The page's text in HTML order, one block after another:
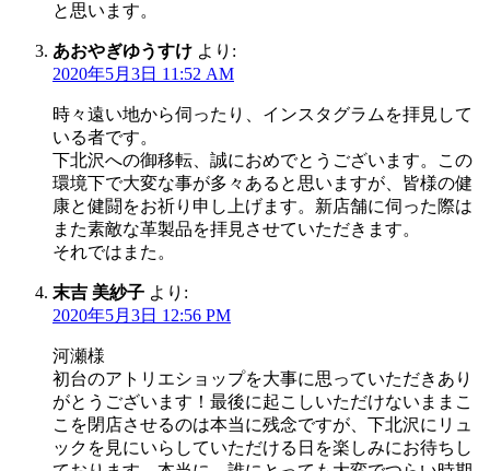
と思います。
あおやぎゆうすけ より:
2020年5月3日 11:52 AM
時々遠い地から伺ったり、インスタグラムを拝見して
いる者です。
下北沢への御移転、誠におめでとうございます。この
環境下で大変な事が多々あると思いますが、皆様の健
康と健闘をお祈り申し上げます。新店舗に伺った際は
また素敵な革製品を拝見させていただきます。
それではまた。
末吉 美紗子 より:
2020年5月3日 12:56 PM
河瀬様
初台のアトリエショップを大事に思っていただきあり
がとうございます！最後に起こしいただけないままこ
こを閉店させるのは本当に残念ですが、下北沢にリュ
ックを見にいらしていただける日を楽しみにお待ちし